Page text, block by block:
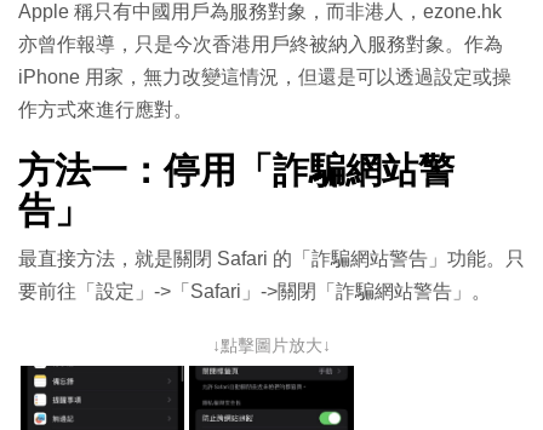
Apple 稱只有中國用戶為服務對象，而非港人，ezone.hk
亦曾作報導，只是今次香港用戶終被納入服務對象。作為
iPhone 用家，無力改變這情況，但還是可以透過設定或操
作方式來進行應對。
方法一：停用「詐騙網站警
告」
最直接方法，就是關閉 Safari 的「詐騙網站警告」功能。只
要前往「設定」->「Safari」->關閉「詐騙網站警告」。
↓點擊圖片放大↓